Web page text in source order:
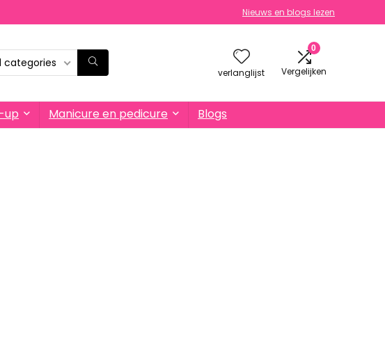
Nieuws en blogs lezen
categories
verlanglijst
0
Vergelijken
up Manicure en pedicure Blogs